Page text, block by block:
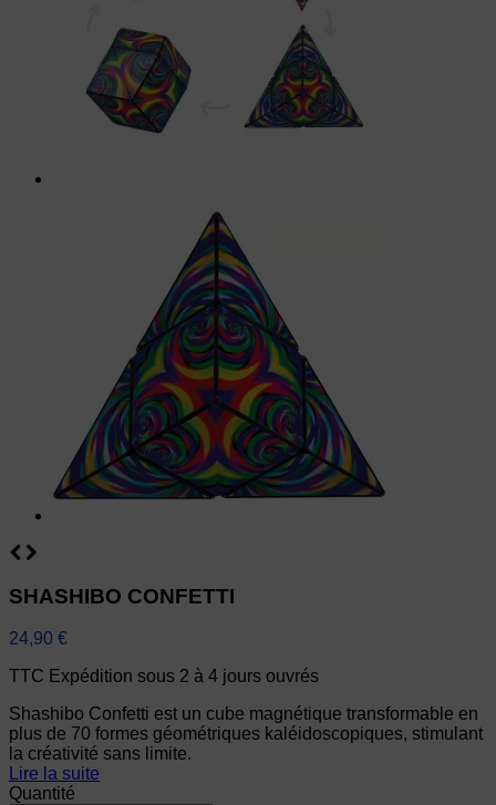
SHASHIBO CONFETTI
24,90 €
TTC Expédition sous 2 à 4 jours ouvrés
Shashibo Confetti est un cube magnétique transformable en
plus de 70 formes géométriques kaléidoscopiques, stimulant
la créativité sans limite.
Lire la suite
Quantité